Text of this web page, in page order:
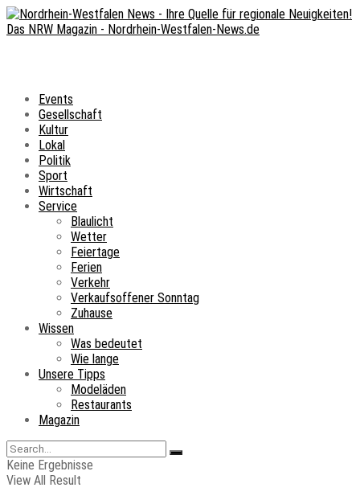
Events
Gesellschaft
Kultur
Lokal
Politik
Sport
Wirtschaft
Service
Blaulicht
Wetter
Feiertage
Ferien
Verkehr
Verkaufsoffener Sonntag
Zuhause
Wissen
Was bedeutet
Wie lange
Unsere Tipps
Modeläden
Restaurants
Magazin
Keine Ergebnisse
View All Result